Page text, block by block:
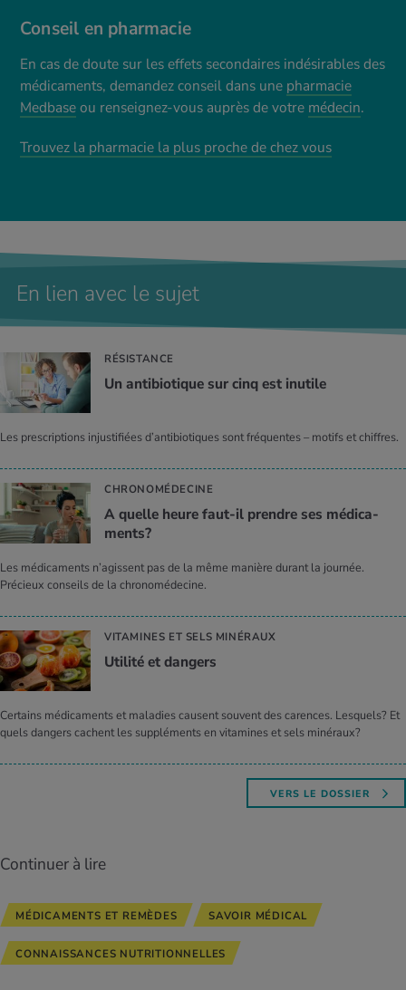
Conseil en pharmacie
En cas de doute sur les effets secondaires indésirables des
médicaments, demandez conseil dans une pharmacie
Medbaseou renseignez-vous auprès de votre médecin.
Trouvez la pharmacie la plus proche de chez vous
En lien avec le sujet
RÉSISTANCE
Un anti­bio­tique sur cinq est inutile
Les prescriptions injustifiées d’antibiotiques sont fréquentes – motifs et chiffres.
CHRONOMÉDECINE
A quelle heure faut-il prendre ses médi­ca­
ments?
Les médicaments n’agissent pas de la même manière durant la journée.
Précieux conseils de la chronomédecine.
VITAMINES ET SELS MINÉRAUX
Uti­lité et dan­gers
Certains médicaments et maladies causent souvent des carences. Lesquels? Et
quels dangers cachent les suppléments en vitamines et sels minéraux?
VERS LE DOSSIER
Continuer à lire
MÉDICAMENTS ET REMÈDES SAVOIR MÉDICAL
CONNAISSANCES NUTRITIONNELLES